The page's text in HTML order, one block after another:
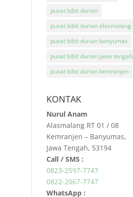
pusat bibit durian
pusat bibit durian alasmalang
pusat bibit durian banyumas
pusat bibit durian jawa tengah
pusat bibit durian kemranjen
KONTAK
Nurul Anam
Alasmalang RT 01 / 08
Kemranjen – Banyumas,
Jawa Tengah, 53194
Call / SMS :
0823-2597-7747
0822-2067-7747
WhatsApp :